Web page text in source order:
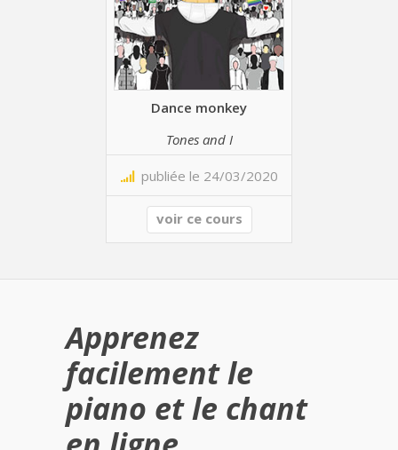
Dance monkey
Tones and I
publiée le 24/03/2020
voir ce cours
Apprenez
facilement le
piano et le chant